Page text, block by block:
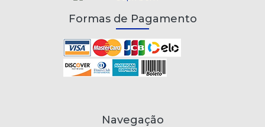
Formas de Pagamento
Navegação